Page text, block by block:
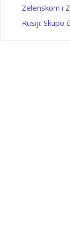
Zelenskom i
Rusiji: Skupo